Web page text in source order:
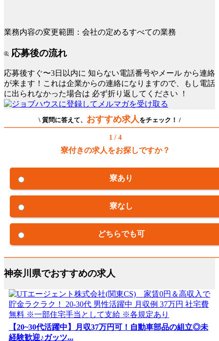
業務内容の変更範囲：会社の定めるすべての業務
応募後の流れ
応募後すぐ〜3日以内に 知らない電話番号やメール から連絡
が来ます！これは企業からの連絡になりますので、もし電話
に出られなかった場合は 必ず折り返してください ！
\ 質問に答えて、 おすすめ求人をチェック！ /
1 / 4
寮付きの求人をお探しですか？
寮あり
寮なし
どちらでも可
神奈川県でおすすめの求人
【20~30代活躍中】月収37万円可！自動車部品の組立◎未
経験歓迎♪ガッツ...